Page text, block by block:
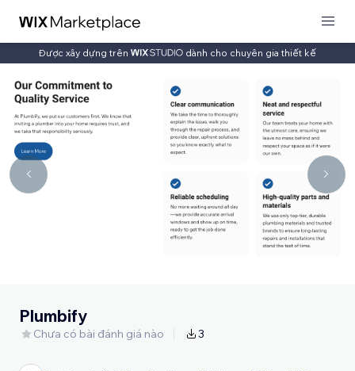
Được xây dựng trên dành cho chuyên gia thiết kế
Plumbify
Chưa có bài đánh giá nào 3